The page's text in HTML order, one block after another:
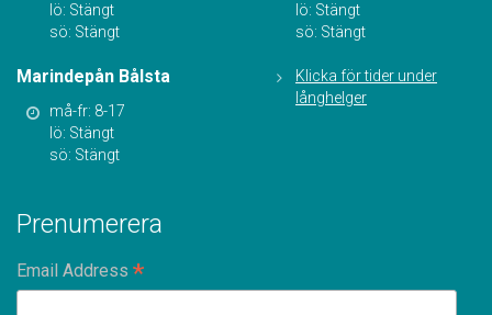
lö: Stängt
sö: Stängt
lö: Stängt
sö: Stängt
Marindepån Bålsta
må-fr: 8-17
lö: Stängt
sö: Stängt
Klicka för tider under
långhelger
Prenumerera
Email Address *